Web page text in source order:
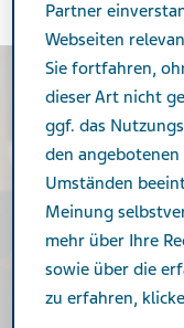
Partner
Webseiten
Sie fortfahren,
dieser Art nicht
ggf. das
den
Umständen
Meinung
mehr über Ihre
sowie über die
zu erfahren,